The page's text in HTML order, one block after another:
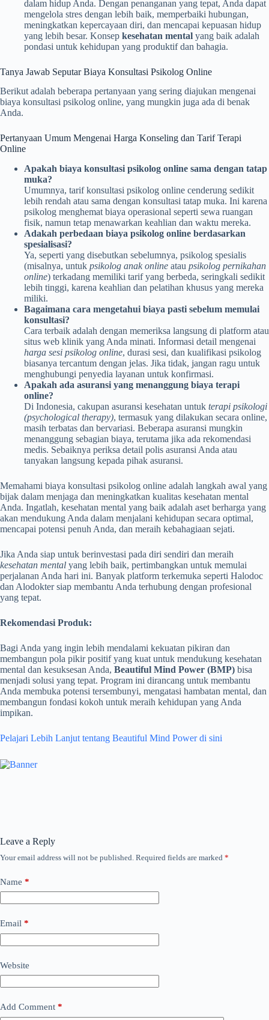
dalam hidup Anda. Dengan penanganan yang tepat, Anda dapat
mengelola stres dengan lebih baik, memperbaiki hubungan,
meningkatkan kepercayaan diri, dan mencapai kepuasan hidup
yang lebih besar. Konsep kesehatan mental yang baik adalah
pondasi untuk kehidupan yang produktif dan bahagia.
Tanya Jawab Seputar Biaya Konsultasi Psikolog Online
Berikut adalah beberapa pertanyaan yang sering diajukan mengenai
biaya konsultasi psikolog online, yang mungkin juga ada di benak
Anda.
Pertanyaan Umum Mengenai Harga Konseling dan Tarif Terapi
Online
Apakah biaya konsultasi psikolog online sama dengan tatap
muka?
Umumnya, tarif konsultasi psikolog online cenderung sedikit
lebih rendah atau sama dengan konsultasi tatap muka. Ini karena
psikolog menghemat biaya operasional seperti sewa ruangan
fisik, namun tetap menawarkan keahlian dan waktu mereka.
Adakah perbedaan biaya psikolog online berdasarkan
spesialisasi?
Ya, seperti yang disebutkan sebelumnya, psikolog spesialis
(misalnya, untuk psikolog anak online atau psikolog pernikahan
online) terkadang memiliki tarif yang berbeda, seringkali sedikit
lebih tinggi, karena keahlian dan pelatihan khusus yang mereka
miliki.
Bagaimana cara mengetahui biaya pasti sebelum memulai
konsultasi?
Cara terbaik adalah dengan memeriksa langsung di platform atau
situs web klinik yang Anda minati. Informasi detail mengenai
harga sesi psikolog online, durasi sesi, dan kualifikasi psikolog
biasanya tercantum dengan jelas. Jika tidak, jangan ragu untuk
menghubungi penyedia layanan untuk konfirmasi.
Apakah ada asuransi yang menanggung biaya terapi
online?
Di Indonesia, cakupan asuransi kesehatan untuk terapi psikologi
(psychological therapy), termasuk yang dilakukan secara online,
masih terbatas dan bervariasi. Beberapa asuransi mungkin
menanggung sebagian biaya, terutama jika ada rekomendasi
medis. Sebaiknya periksa detail polis asuransi Anda atau
tanyakan langsung kepada pihak asuransi.
Memahami biaya konsultasi psikolog online adalah langkah awal yang
bijak dalam menjaga dan meningkatkan kualitas kesehatan mental
Anda. Ingatlah, kesehatan mental yang baik adalah aset berharga yang
akan mendukung Anda dalam menjalani kehidupan secara optimal,
mencapai potensi penuh Anda, dan meraih kebahagiaan sejati.
Jika Anda siap untuk berinvestasi pada diri sendiri dan meraih
kesehatan mental yang lebih baik, pertimbangkan untuk memulai
perjalanan Anda hari ini. Banyak platform terkemuka seperti Halodoc
dan Alodokter siap membantu Anda terhubung dengan profesional
yang tepat.
Rekomendasi Produk:
Bagi Anda yang ingin lebih mendalami kekuatan pikiran dan
membangun pola pikir positif yang kuat untuk mendukung kesehatan
mental dan kesuksesan Anda, Beautiful Mind Power (BMP) bisa
menjadi solusi yang tepat. Program ini dirancang untuk membantu
Anda membuka potensi tersembunyi, mengatasi hambatan mental, dan
membangun fondasi kokoh untuk meraih kehidupan yang Anda
impikan.
Pelajari Lebih Lanjut tentang Beautiful Mind Power di sini
Leave a Reply
Your email address will not be published. Required fields are marked *
Name *
Email *
Website
Add Comment *